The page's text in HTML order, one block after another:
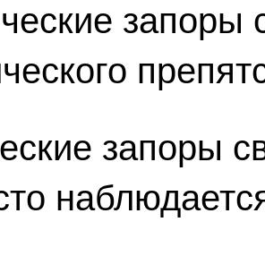
запоры
запоры